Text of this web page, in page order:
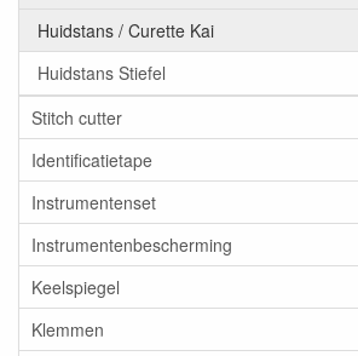
Huidstans / Curette Kai
Huidstans Stiefel
Stitch cutter
Identificatietape
Instrumentenset
Instrumentenbescherming
Keelspiegel
Klemmen